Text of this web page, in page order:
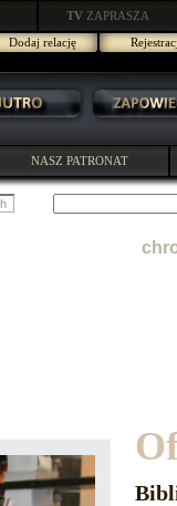
TV ZAPRASZA
Dodaj relację
NASZ PATRONAT